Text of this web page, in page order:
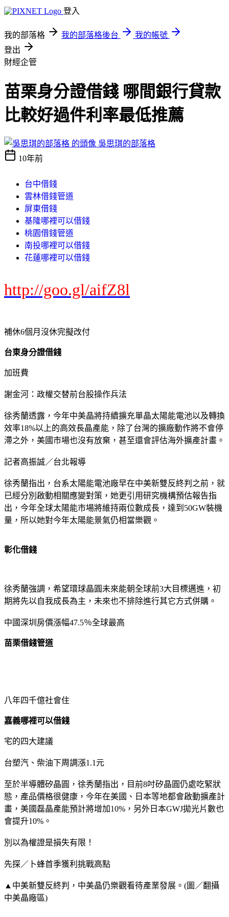
登入
我的部落格 我的部落格後台
我的帳號
登出
財經企管
苗栗身分證借錢 哪間銀行貸款
比較好過件利率最低推薦
吳思琪的部落格
10年前
台中借錢
雲林借錢管道
屏東借錢
基隆哪裡可以借錢
桃園借錢管道
南投哪裡可以借錢
花蓮哪裡可以借錢
http://goo.gl/aifZ8l
補休6個月沒休完擬改付
台東身分證借錢
加班費
謝金河：政權交替前台股操作兵法
徐秀蘭透露，今年中美晶將持續擴充單晶太陽能電池以及轉換
效率18%以上的高效長晶產能，除了台灣的擴廠動作將不會停
滯之外，美國市場也沒有放棄，甚至還會評估海外擴產計畫。
記者高振誠／台北報導
徐秀蘭指出，台系太陽能電池廠早在中美新雙反終判之前，就
已經分別啟動相關應變對策，她更引用研究機構預估報告指
出，今年全球太陽能市場將維持兩位數成長，達到50GW裝機
量，所以她對今年太陽能景氣仍相當樂觀。
彰化借錢
徐秀蘭強調，希望環球晶圓未來能朝全球前3大目標邁進，初
期將先以自我成長為主，未來也不排除進行其它方式併購。
中國深圳房價漲幅47.5％全球最高
苗栗借錢管道
八年四千億社會住
嘉義哪裡可以借錢
宅的四大建議
台塑汽、柴油下周調漲1.1元
至於半導體矽晶圓，徐秀蘭指出，目前8吋矽晶圓仍處吃緊狀
態，產品價格很健康，今年在美國、日本等地都會啟動擴產計
畫，美國磊晶產能預計將增加10%，另外日本GWJ拋光片數也
會提升10%。
別以為權證是損失有限！
先探／卜蜂首季獲利挑戰高點
▲中美新雙反終判，中美晶仍樂觀看待產業發展。(圖／翻攝
中美晶廠區)